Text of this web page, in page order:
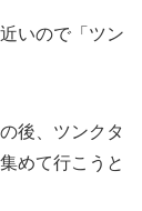
いので「ツン
後、ツンクタ
めて行こうと